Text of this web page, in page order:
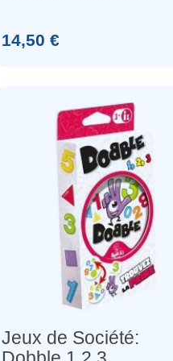
Prix
14,50 €
Jeux de Société: